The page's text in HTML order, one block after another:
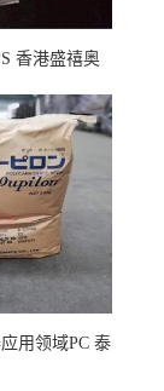
香港盛禧奥
用领域PC 泰